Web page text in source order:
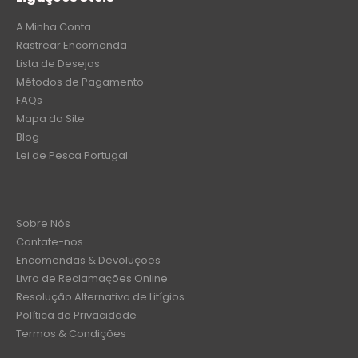
A Minha Conta
Rastrear Encomenda
Lista de Desejos
Métodos de Pagamento
FAQs
Mapa do Site
Blog
Lei de Pesca Portugal
Sobre Nós
Contate-nos
Encomendas & Devoluções
Livro de Reclamações Online
Resolução Alternativa de Litígios
Política de Privacidade
Termos & Condições